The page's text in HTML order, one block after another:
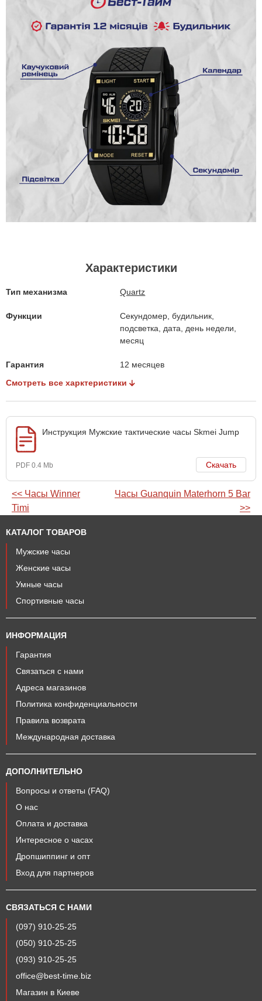
Характеристики
Тип механизма Quartz
Функции
Секундомер, будильник,
подсветка, дата, день недели,
месяц
Гарантия
12 месяцев
Смотреть все харктеристики
Инструкция Мужские тактические часы Skmei Jump
PDF 0.4 Mb Скачать
<< Часы Winner
Timi
Часы Guanquin Materhorn 5 Bar
>>
КАТАЛОГ ТОВАРОВ
Мужские часы
Женские часы
Умные часы
Спортивные часы
ИНФОРМАЦИЯ
Гарантия
Связаться с нами
Адреса магазинов
Политика конфиденциальности
Правила возврата
Международная доставка
ДОПОЛНИТЕЛЬНО
Вопросы и ответы (FAQ)
О нас
Оплата и доставка
Интересное о часах
Дропшиппинг и опт
Вход для партнеров
СВЯЗАТЬСЯ С НАМИ
(097) 910-25-25
(050) 910-25-25
(093) 910-25-25
office@best-time.biz
Магазин в Киеве